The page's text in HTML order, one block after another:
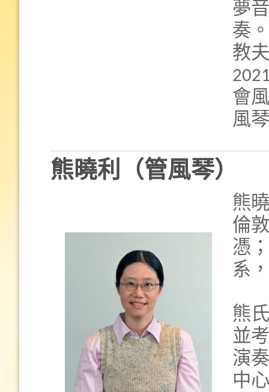
夢
奏
教
會
風
熊曉利（管風琴）
熊
倫
憑
系
熊
並
演
中